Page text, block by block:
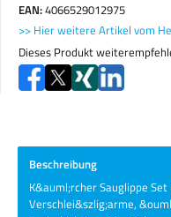
EAN:4066529012975
>> Hier weitere Artikel vom
Dieses Produkt
Beschreibung
K&auml;rcher Sauglippe
Verschlei&szlig;arme,